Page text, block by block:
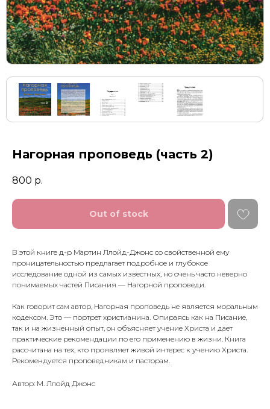
Нагорная проповедь (часть 2)
800 р.
Out of stock
В этой книге д-р Мартин Ллойд-Джонс со свойственной ему
проницательностью предлагает подробное и глубокое
исследование одной из самых известных, но очень часто неверно
понимаемых частей Писания — Нагорной проповеди.
Как говорит сам автор, Нагорная проповедь не является моральным
кодексом. Это — портрет христианина. Опираясь как на Писание,
так и на жизненный опыт, он объясняет учение Христа и дает
практические рекомендации по его применению в жизни. Книга
рассчитана на тех, кто проявляет живой интерес к учению Христа.
Рекомендуется проповедникам и пасторам.
Автор: М. Ллойд Джонс